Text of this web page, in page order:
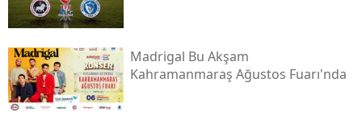
Madrigal Bu Akşam
Kahramanmaraş Ağustos Fuarı'nda